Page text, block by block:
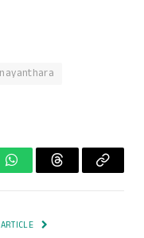
nayanthara
WhatsAppThreadsCopy